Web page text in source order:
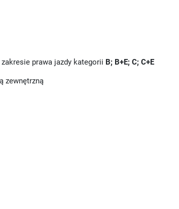
prawa jazdy kategorii B; B+E; C; C+E
zewnętrzną